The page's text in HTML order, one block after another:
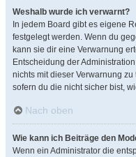
Weshalb wurde ich verwarnt?
In jedem Board gibt es eigene
festgelegt werden. Wenn du
kann sie dir eine Verwarnung
Entscheidung der
nichts mit dieser Verwarnung
sofern du die nicht sicher bist,
Nach oben
Wie kann ich Beiträge den
Wenn ein Administrator die